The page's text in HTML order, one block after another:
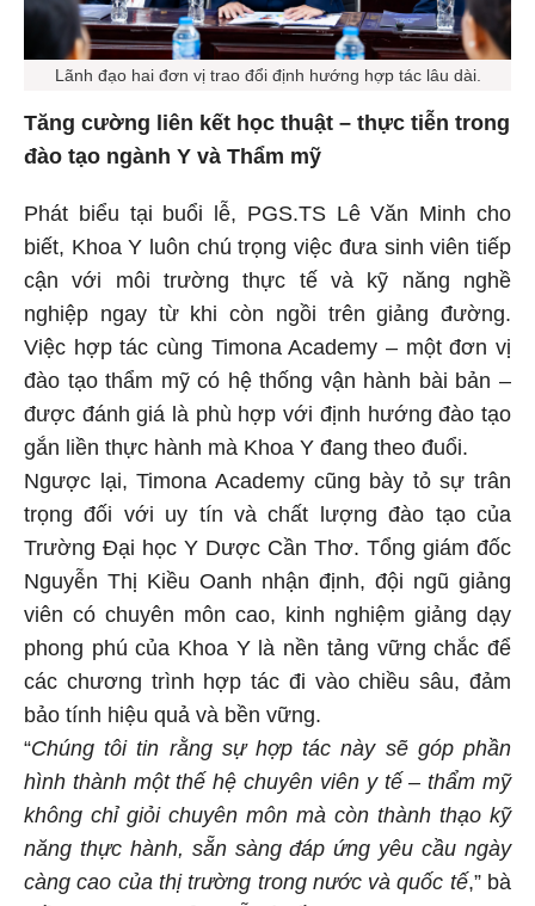
Lãnh đạo hai đơn vị trao đổi định hướng hợp tác lâu dài.
Tăng cường liên kết học thuật – thực tiễn trong
đào tạo ngành Y và Thẩm mỹ
Phát biểu tại buổi lễ, PGS.TS Lê Văn Minh cho
biết, Khoa Y luôn chú trọng việc đưa sinh viên tiếp
cận với môi trường thực tế và kỹ năng nghề
nghiệp ngay từ khi còn ngồi trên giảng đường.
Việc hợp tác cùng Timona Academy – một đơn vị
đào tạo thẩm mỹ có hệ thống vận hành bài bản –
được đánh giá là phù hợp với định hướng đào tạo
gắn liền thực hành mà Khoa Y đang theo đuổi.
Ngược lại, Timona Academy cũng bày tỏ sự trân
trọng đối với uy tín và chất lượng đào tạo của
Trường Đại học Y Dược Cần Thơ. Tổng giám đốc
Nguyễn Thị Kiều Oanh nhận định, đội ngũ giảng
viên có chuyên môn cao, kinh nghiệm giảng dạy
phong phú của Khoa Y là nền tảng vững chắc để
các chương trình hợp tác đi vào chiều sâu, đảm
bảo tính hiệu quả và bền vững.
“Chúng tôi tin rằng sự hợp tác này sẽ góp phần
hình thành một thế hệ chuyên viên y tế – thẩm mỹ
không chỉ giỏi chuyên môn mà còn thành thạo kỹ
năng thực hành, sẵn sàng đáp ứng yêu cầu ngày
càng cao của thị trường trong nước và quốc tế,” bà